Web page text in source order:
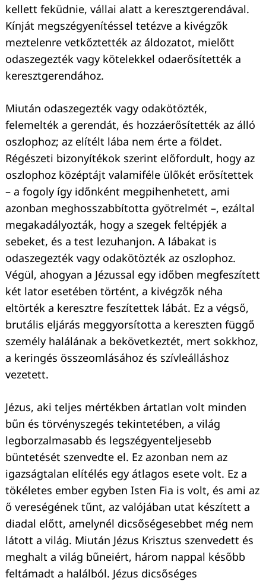
kellett feküdnie, vállai alatt a keresztgerendával.
Kínját megszégyenítéssel tetézve a kivégzők
meztelenre vetkőztették az áldozatot, mielőtt
odaszegezték vagy kötelekkel odaerősítették a
keresztgerendához.
Miután odaszegezték vagy odakötözték,
felemelték a gerendát, és hozzáerősítették az álló
oszlophoz; az elítélt lába nem érte a földet.
Régészeti bizonyítékok szerint előfordult, hogy az
oszlophoz középtájt valamiféle ülőkét erősítettek
– a fogoly így időnként megpihenhetett, ami
azonban meghosszabbította gyötrelmét –, ezáltal
megakadályozták, hogy a szegek feltépjék a
sebeket, és a test lezuhanjon. A lábakat is
odaszegezték vagy odakötözték az oszlophoz.
Végül, ahogyan a Jézussal egy időben megfeszített
két lator esetében történt, a kivégzők néha
eltörték a keresztre feszítettek lábát. Ez a végső,
brutális eljárás meggyorsította a kereszten függő
személy halálának a bekövetkeztét, mert sokkhoz,
a keringés összeomlásához és szívleálláshoz
vezetett.
Jézus, aki teljes mértékben ártatlan volt minden
bűn és törvényszegés tekintetében, a világ
legborzalmasabb és legszégyenteljesebb
büntetését szenvedte el. Ez azonban nem az
igazságtalan elítélés egy átlagos esete volt. Ez a
tökéletes ember egyben Isten Fia is volt, és ami az
ő vereségének tűnt, az valójában utat készített a
diadal előtt, amelynél dicsőségesebbet még nem
látott a világ. Miután Jézus Krisztus szenvedett és
meghalt a világ bűneiért, három nappal később
feltámadt a halálból. Jézus dicsőséges
Keresés: